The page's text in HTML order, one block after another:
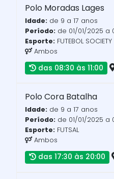
Polo Moradas Lages
Idade: de 9 a 17 anos
Período: de 01/01/2025 a
Esporte: FUTEBOL SOCIETY
Ambos
das 08:30 às 11:00
Polo Cora Batalha
Idade: de 9 a 17 anos
Período: de 01/01/2025 a
Esporte: FUTSAL
Ambos
das 17:30 às 20:00